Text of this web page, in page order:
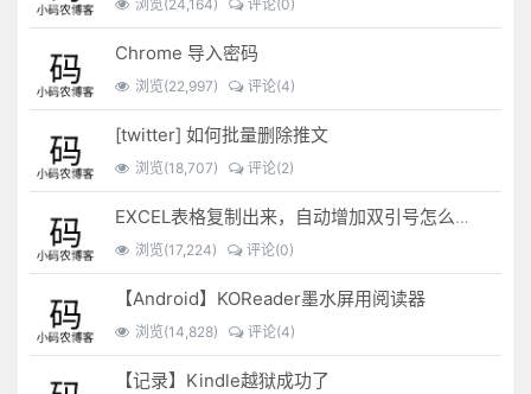
浏览(24,164) 评论(0)
Chrome 导入密码
浏览(22,997) 评论(4)
[twitter] 如何批量删除推文
浏览(18,707) 评论(2)
EXCEL表格复制出来，自动增加双引号怎么解决？
浏览(17,224) 评论(0)
【Android】KOReader墨水屏用阅读器
浏览(14,828) 评论(4)
【记录】Kindle越狱成功了